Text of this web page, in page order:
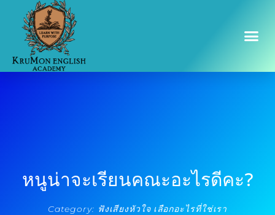
หนูน่าจะเรียนคณะอะไรดีคะ?
Category: ฟังเสียงหัวใจ เลือกอะไรที่ใช่เรา